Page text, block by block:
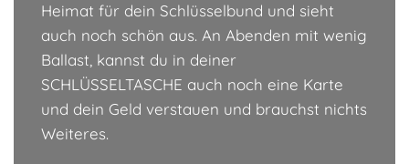
Heimat für dein Schlüsselbund und sieht
auch noch schön aus. An Abenden mit wenig
Ballast, kannst du in deiner
SCHLÜSSELTASCHE auch noch eine Karte
und dein Geld verstauen und brauchst nichts
Weiteres.